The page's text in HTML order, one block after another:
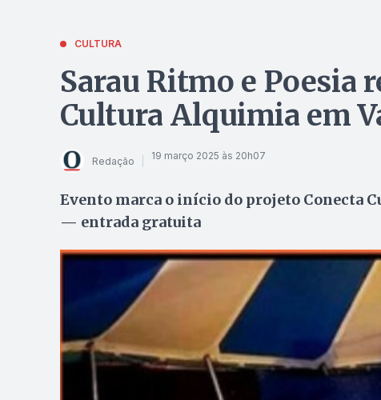
CULTURA
Sarau Ritmo e Poesia
Cultura Alquimia em
Redação 19 março 2025 às 20h07
Evento marca o início do projeto Conecta
— entrada gratuita